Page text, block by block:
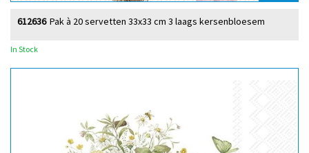
Pak à 20 servetten 33x33 cm 3 laags kersenbloesem
612636
In Stock